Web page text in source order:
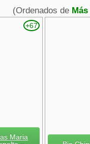
(Ordenados de
+67
Maria